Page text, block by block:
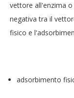
vettore all'enzima
negativa tra il
fisico e
adsorbimento